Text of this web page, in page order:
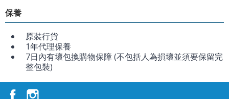
保養
原裝行貨
1年代理保養
7日內有壞包換購物保障 (不包括人為損壞並須要保留完
整包裝)